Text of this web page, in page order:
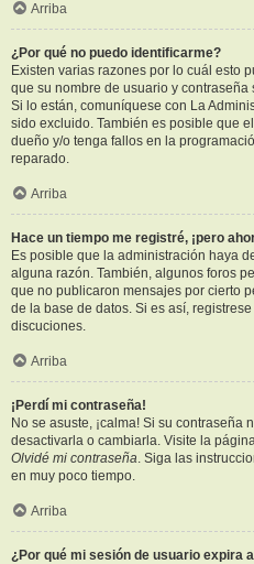
Arriba
¿Por qué no puedo identificarme?
Existen varias razones por lo cuál esto
que su nombre de usuario y
Si lo están, comuníquese con La
sido excluido. También es posible que
dueño y/o tenga fallos en la
reparado.
Arriba
Hace un tiempo me registré, ¡pero
Es posible que la administración haya
alguna razón. También, algunos foros
que no publicaron mensajes por cierto
de la base de datos. Si es así,
discuciones.
Arriba
¡Perdí mi contraseña!
No se asuste, ¡calma! Si su contraseña
desactivarla o cambiarla. Visite la
Olvidé mi contraseña. Siga las
en muy poco tiempo.
Arriba
¿Por qué mi sesión de usuario expira